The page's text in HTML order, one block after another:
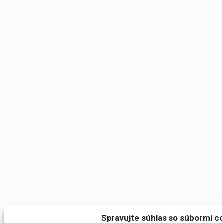
Spravujte súhlas so súbormi